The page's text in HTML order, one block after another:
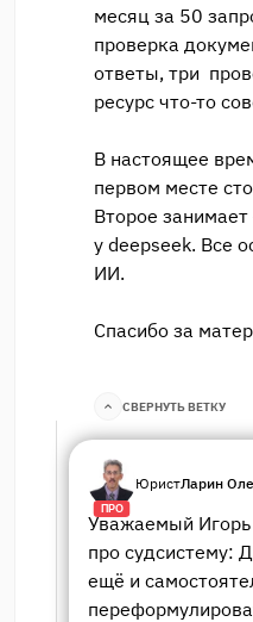
месяц за 50
проверка
ответы, три
ресурс что-то
В настоящее
первом месте
Второе
у deepseek. Все
ИИ.
Спасибо за
СВЕРНУТЬ ВЕТКУ
ПРО
ЮристЛарин
Уважаемый
про судсистему:
ещё и